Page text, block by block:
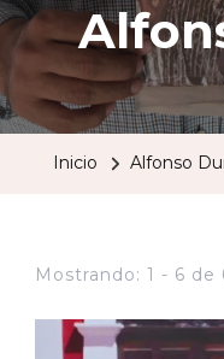
Inicio Alfonso
Mostrando: 1 - 6 de